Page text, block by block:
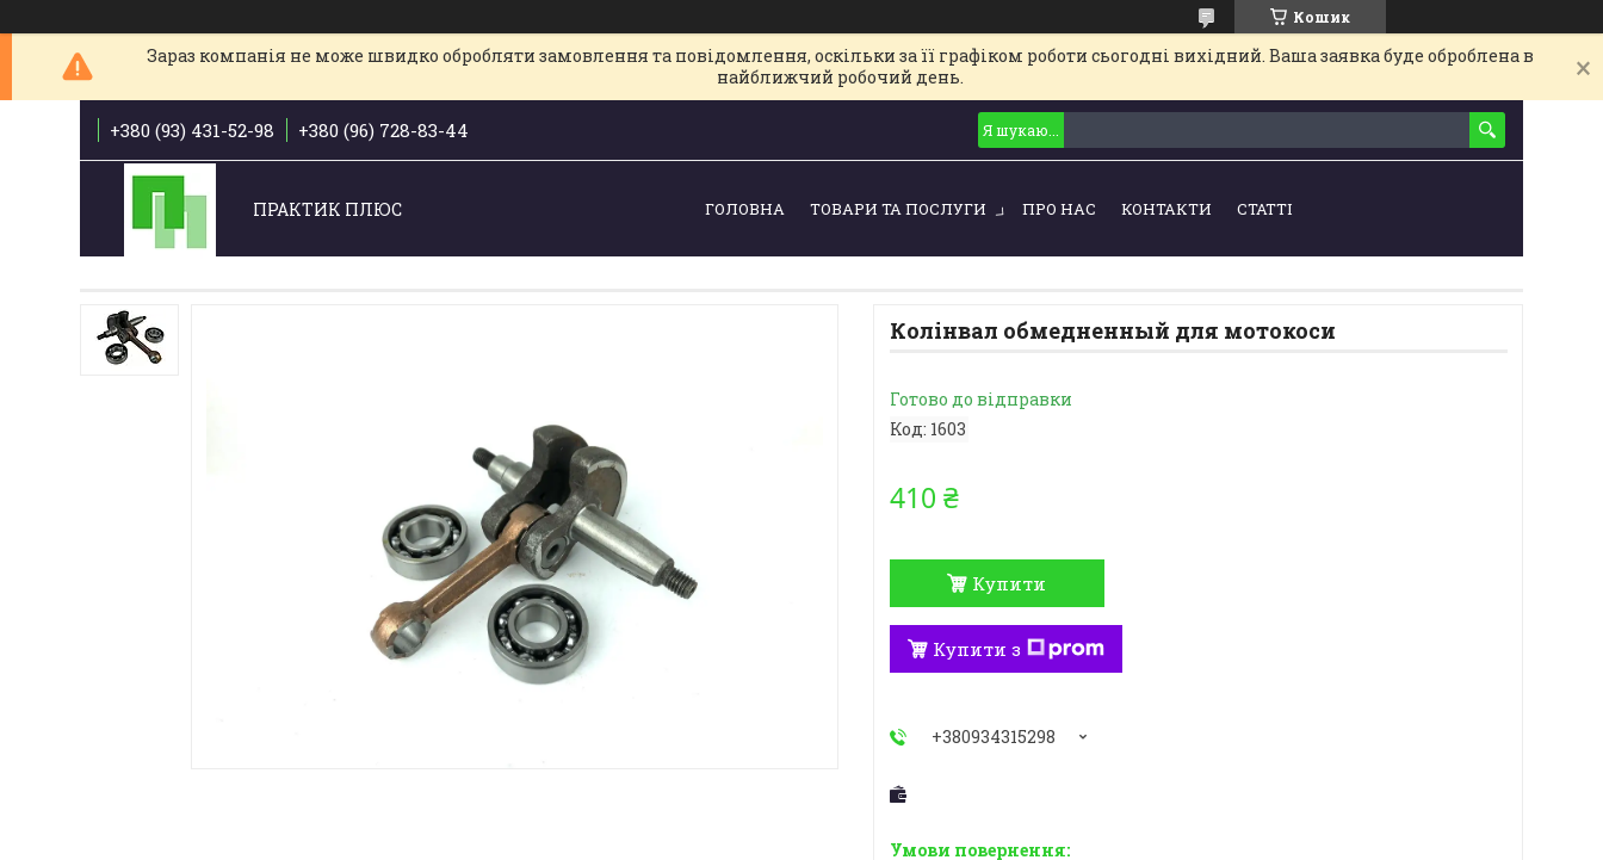
Кошик
Зараз компанія не може швидко обробляти замовлення та повідомлення, оскільки за її графіком роботи сьогодні вихідний. Ваша заявка буде оброблена в
найближчий робочий день.
+380 (93) 431-52-98 +380 (96) 728-83-44
ПРАКТИК ПЛЮС ГОЛОВНА ТОВАРИ ТА ПОСЛУГИ ПРО НАС КОНТАКТИ СТАТТІ
Колінвал обмедненный для мотокоси
Готово до відправки
Код: 1603
410 ₴
Купити
Купити з
+380934315298